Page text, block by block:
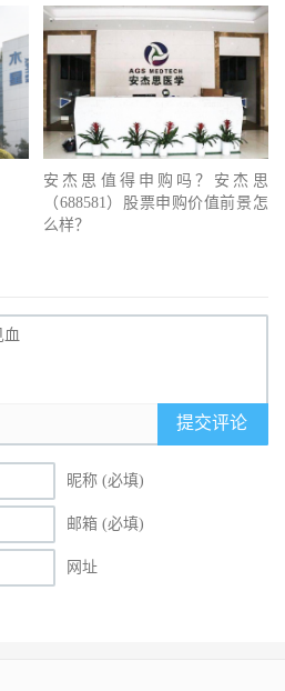
安杰思值得申购吗？安杰思
（688581）股票申购价值前景怎
么样？
提交评论
昵称 (必填)
邮箱 (必填)
网址